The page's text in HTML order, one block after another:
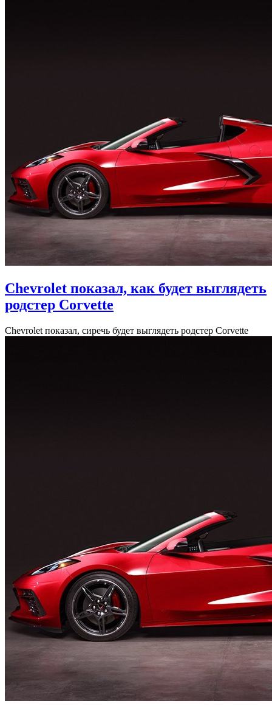
Chevrolet показал, как будет выглядеть
родстер Corvette
Chevrolet показал, сиречь будет выглядеть родстер Corvette